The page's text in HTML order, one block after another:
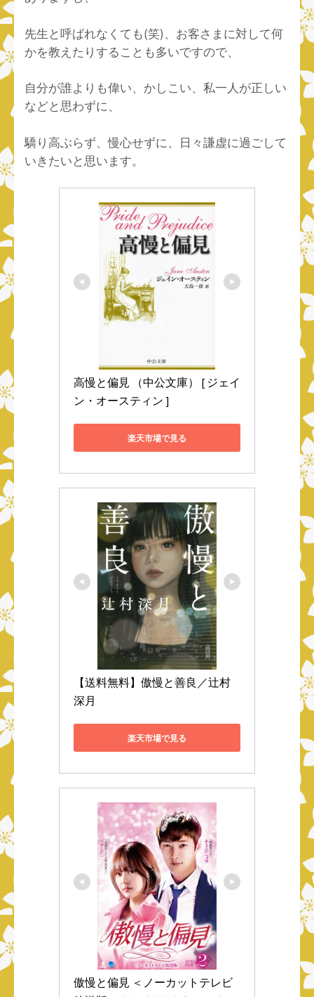
先生と呼ばれなくても(笑)、お客さまに対して何
かを教えたりすることも多いですので、
自分が誰よりも偉い、かしこい、私一人が正しい
などと思わずに、
驕り高ぶらず、慢心せずに、日々謙虚に過ごして
いきたいと思います。
高慢と偏見 （中公文庫） [ ジェイ
ン・オースティン ]
楽天市場で見る
【送料無料】傲慢と善良／辻村
深月
楽天市場で見る
傲慢と偏見 ＜ノーカットテレビ